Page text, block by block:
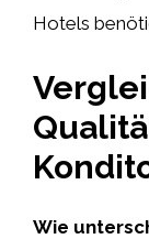
Hotels
Wie